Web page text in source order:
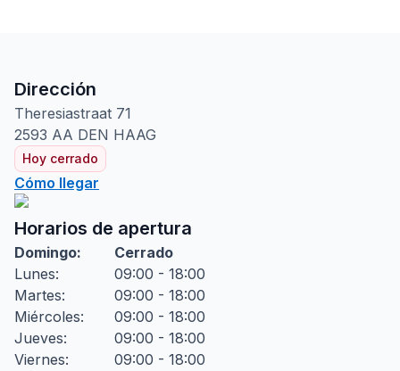
Dirección
Theresiastraat 71
2593 AA DEN HAAG
Hoy cerrado
Cómo llegar
Horarios de apertura
Domingo:
Cerrado
Lunes:
09:00 - 18:00
Martes:
09:00 - 18:00
Miércoles:
09:00 - 18:00
Jueves:
09:00 - 18:00
Viernes:
09:00 - 18:00